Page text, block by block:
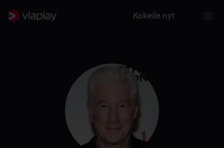
Kokeile nyt